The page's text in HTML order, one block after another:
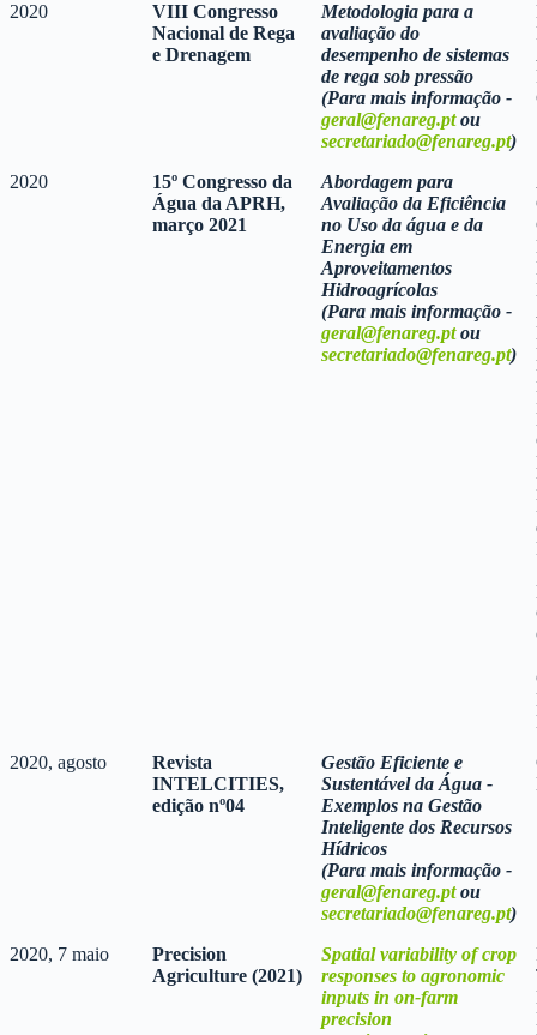
2020
VIII Congresso
Nacional de Rega
e Drenagem
Metodologia para a
avaliação do
desempenho de sistemas
de rega sob pressão
(Para mais informação -
geral@fenareg.ptou
secretariado@fenareg.pt)
2020
15º Congresso da
Água da APRH,
março 2021
Abordagem para
Avaliação da Eficiência
no Uso da água e da
Energia em
Aproveitamentos
Hidroagrícolas
(Para mais informação -
geral@fenareg.ptou
secretariado@fenareg.pt)
2020, agosto
Revista
INTELCITIES,
edição nº04
Gestão Eficiente e
Sustentável da Água -
Exemplos na Gestão
Inteligente dos Recursos
Hídricos
(Para mais informação -
geral@fenareg.ptou
secretariado@fenareg.pt)
2020, 7 maio
Precision
Agriculture (2021)
Spatial variability of crop
responses to agronomic
inputs in on‐farm
precision